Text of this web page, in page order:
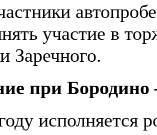
участие в
Заречного.
при Бородино
исполняется